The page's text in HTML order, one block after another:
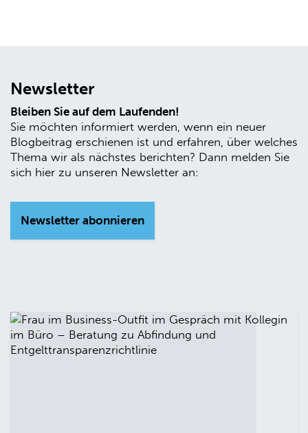
Newsletter
Bleiben Sie auf dem Laufenden!
Sie möchten informiert werden, wenn ein neuer
Blogbeitrag erschienen ist und erfahren, über welches
Thema wir als nächstes berichten? Dann melden Sie
sich hier zu unseren Newsletter an:
Newsletter abonnieren